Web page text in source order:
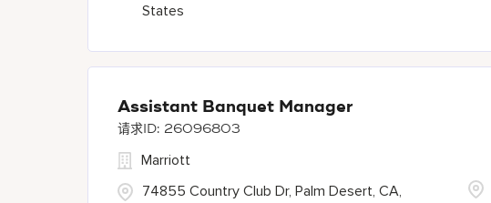
States
Assistant Banquet Manager
26096803
74855 Country Club Dr, Palm Desert, CA,
Marriott